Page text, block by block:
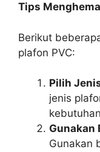
Tips
Berikut
plafon PVC:
Pilih
jenis
Gunakan
Gunakan